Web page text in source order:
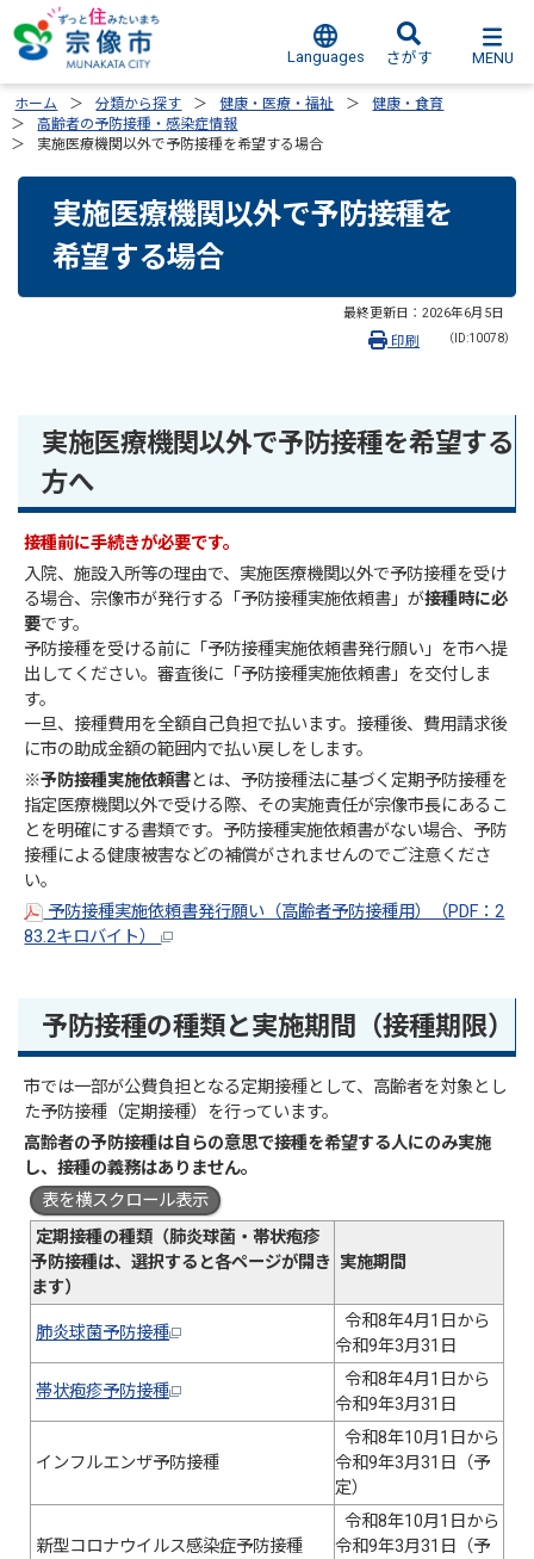
Languages さがす MENU
ホーム 分類から探す 健康・医療・福祉
健康・食育
高齢者の予防接種・感染症情報
実施医療機関以外で予防接種を希望する場合
実施医療機関以外で予防接種を
希望する場合
最終更新日： 2026年6月5日
（ID:10078）
印刷
実施医療機関以外で予防接種を希望する
方へ
接種前に手続きが必要です。
入院、施設入所等の理由で、実施医療機関以外で予防接種を受け
る場合、宗像市が発行する「予防接種実施依頼書」が接種時に必
要です。
予防接種を受ける前に「予防接種実施依頼書発行願い」を市へ提
出してください。審査後に「予防接種実施依頼書」を交付しま
す。
一旦、接種費用を全額自己負担で払います。接種後、費用請求後
に市の助成金額の範囲内で払い戻しをします。
※予防接種実施依頼書とは、予防接種法に基づく定期予防接種を
指定医療機関以外で受ける際、その実施責任が宗像市長にあるこ
とを明確にする書類です。予防接種実施依頼書がない場合、予防
接種による健康被害などの補償がされませんのでご注意くださ
い。
予防接種実施依頼書発行願い（高齢者予防接種用）（PDF：2
83.2キロバイト）
予防接種の種類と実施期間（接種期限）
市では一部が公費負担となる定期接種として、高齢者を対象とし
た予防接種（定期接種）を行っています。
高齢者の予防接種は自らの意思で接種を希望する人にのみ実施
し、接種の義務はありません。
表を横スクロール表示
定期接種の種類（肺炎球菌・帯状疱疹
予防接種は、選択すると各ページが開き
ます）
実施期間
肺炎球菌予防接種
令和8年4月1日から
令和9年3月31日
帯状疱疹予防接種
令和8年4月1日から
令和9年3月31日
インフルエンザ予防接種
令和8年10月1日から
令和9年3月31日（予
定）
新型コロナウイルス感染症予防接種
令和8年10月1日から
令和9年3月31日（予